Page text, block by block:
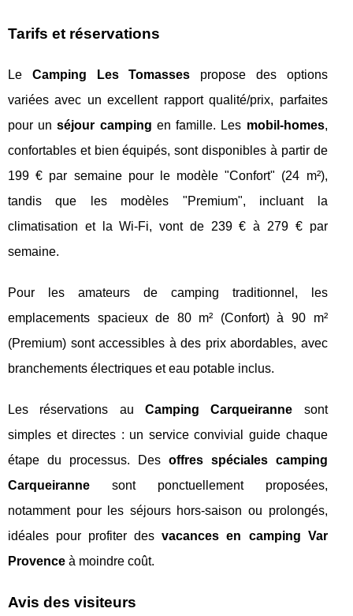
Tarifs et réservations
Le Camping Les Tomasses propose des options
variées avec un excellent rapport qualité/prix, parfaites
pour unséjour camping en famille. Les mobil-homes,
confortables et bien équipés, sont disponibles à partir de
199 € par semaine pour le modèle "Confort" (24 m²),
tandis que les modèles "Premium", incluant la
climatisation et la Wi-Fi, vont de 239 € à 279 € par
semaine.
Pour les amateurs de camping traditionnel, les
emplacements spacieux de 80 m² (Confort) à 90 m²
(Premium) sont accessibles à des prix abordables, avec
branchements électriques et eau potable inclus.
Les réservations au Camping Carqueiranne sont
simples et directes : un service convivial guide chaque
étape du processus. Des offres spéciales camping
Carqueiranne sont ponctuellement proposées,
notamment pour les séjours hors-saison ou prolongés,
idéales pour profiter desvacances en camping Var
Provence à moindre coût.
Avis des visiteurs